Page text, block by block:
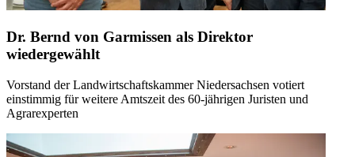
Dr. Bernd von Garmissen als Direktor
wiedergewählt
Vorstand der Landwirtschaftskammer Niedersachsen votiert
einstimmig für weitere Amtszeit des 60-jährigen Juristen und
Agrarexperten